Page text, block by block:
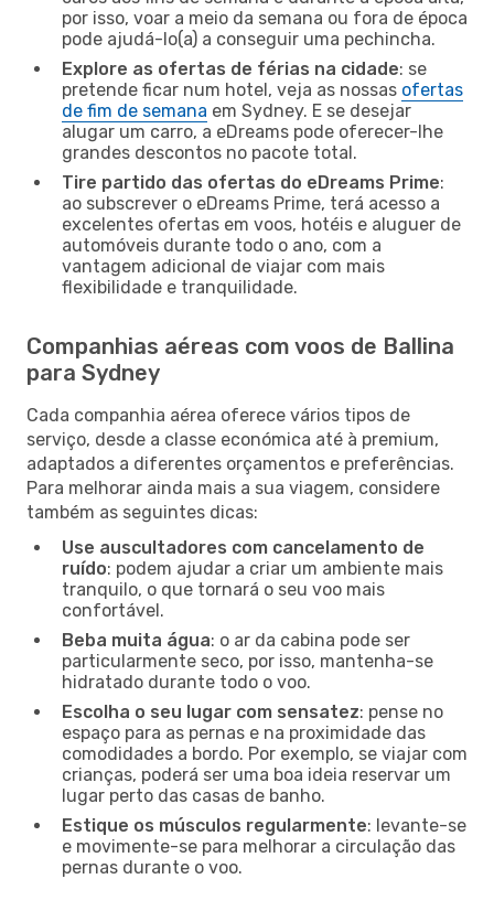
por isso, voar a meio da semana ou fora de época
pode ajudá-lo(a) a conseguir uma pechincha.
Explore as ofertas de férias na cidade: se
pretende ficar num hotel, veja as nossas ofertas
de fim de semana em Sydney. E se desejar
alugar um carro, a eDreams pode oferecer-lhe
grandes descontos no pacote total.
Tire partido das ofertas do eDreams Prime:
ao subscrever o eDreams Prime, terá acesso a
excelentes ofertas em voos, hotéis e aluguer de
automóveis durante todo o ano, com a
vantagem adicional de viajar com mais
flexibilidade e tranquilidade.
Companhias aéreas com voos de Ballina
para Sydney
Cada companhia aérea oferece vários tipos de
serviço, desde a classe económica até à premium,
adaptados a diferentes orçamentos e preferências.
Para melhorar ainda mais a sua viagem, considere
também as seguintes dicas:
Use auscultadores com cancelamento de
ruído: podem ajudar a criar um ambiente mais
tranquilo, o que tornará o seu voo mais
confortável.
Beba muita água: o ar da cabina pode ser
particularmente seco, por isso, mantenha-se
hidratado durante todo o voo.
Escolha o seu lugar com sensatez: pense no
espaço para as pernas e na proximidade das
comodidades a bordo. Por exemplo, se viajar com
crianças, poderá ser uma boa ideia reservar um
lugar perto das casas de banho.
Estique os músculos regularmente: levante-se
e movimente-se para melhorar a circulação das
pernas durante o voo.